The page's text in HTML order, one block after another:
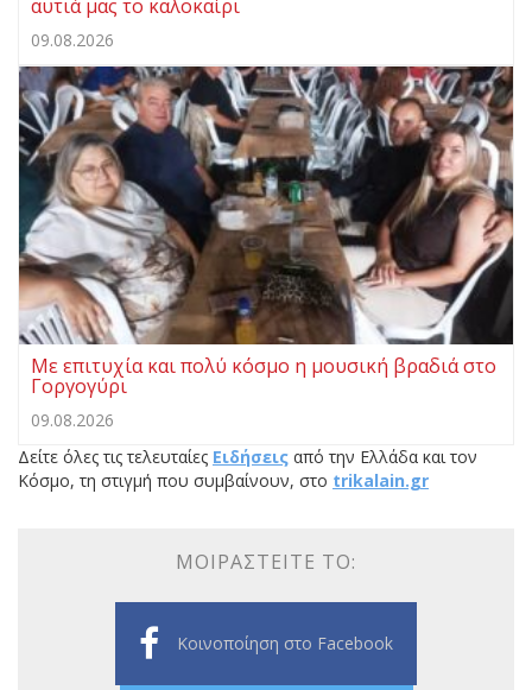
αυτιά μας το καλοκαίρι
09.08.2026
Με επιτυχία και πολύ κόσμο η μουσική βραδιά στο
Γοργογύρι
09.08.2026
Δείτε όλες τις τελευταίες Ειδήσεις από την Ελλάδα και τον
Κόσμο, τη στιγμή που συμβαίνουν, στο trikalain.gr
ΜΟΙΡΑΣΤΕΊΤΕ ΤΟ:
Κοινοποίηση στο Facebook